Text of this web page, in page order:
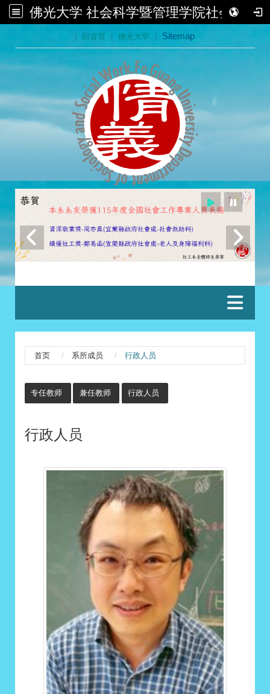
佛光大学 社会科学暨管理学院社会学系
| 回首页 | 佛光大学 | Sitemap
首页 系所成员 行政人员
专任教师 兼任教师 行政人员
行政人员